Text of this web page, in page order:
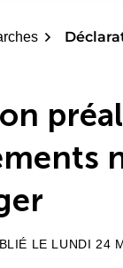
LE LUNDI 24